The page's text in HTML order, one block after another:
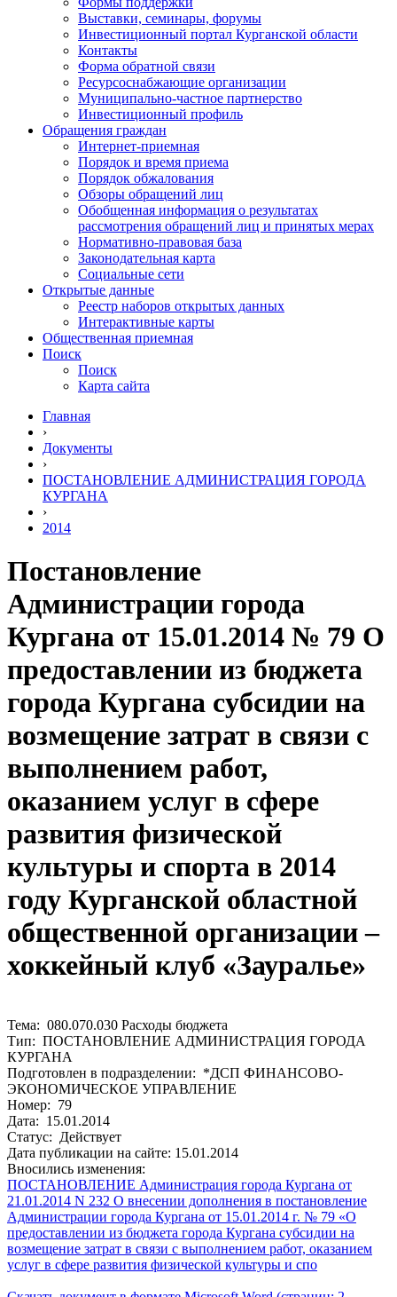
Выставки, семинары, форумы
Инвестиционный портал Курганской области
Контакты
Форма обратной связи
Ресурсоснабжающие организации
Муниципально-частное партнерство
Инвестиционный профиль
Обращения граждан
Интернет-приемная
Порядок и время приема
Порядок обжалования
Обзоры обращений лиц
Обобщенная информация о результатах
рассмотрения обращений лиц и принятых мерах
Нормативно-правовая база
Законодательная карта
Социальные сети
Открытые данные
Реестр наборов открытых данных
Интерактивные карты
Общественная приемная
Поиск
Поиск
Карта сайта
Главная
›
Документы
›
ПОСТАНОВЛЕНИЕ АДМИНИСТРАЦИЯ ГОРОДА
КУРГАНА
›
2014
Постановление
Администрации города
Кургана от 15.01.2014 № 79 О
предоставлении из бюджета
города Кургана субсидии на
возмещение затрат в связи с
выполнением работ,
оказанием услуг в сфере
развития физической
культуры и спорта в 2014
году Курганской областной
общественной организации –
хоккейный клуб «Зауралье»
Тема: 080.070.030 Расходы бюджета
Тип: ПОСТАНОВЛЕНИЕ АДМИНИСТРАЦИЯ ГОРОДА
КУРГАНА
Подготовлен в подразделении: *ДСП ФИНАНСОВО-
ЭКОНОМИЧЕСКОЕ УПРАВЛЕНИЕ
Номер: 79
Дата: 15.01.2014
Статус: Действует
Дата публикации на сайте: 15.01.2014
Вносились изменения:
ПОСТАНОВЛЕНИЕ Администрация города Кургана от
21.01.2014 N 232 О внесении дополнения в постановление
Администрации города Кургана от 15.01.2014 г. № 79 «О
предоставлении из бюджета города Кургана субсидии на
возмещение затрат в связи с выполнением работ, оказанием
услуг в сфере развития физической культуры и спо